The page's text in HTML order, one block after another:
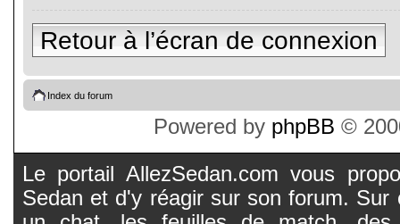
Retour à l’écran de connexion
Index du forum
Powered by phpBB ©
Le portail AllezSedan.com vous
Sedan et d'y réagir sur son forum.